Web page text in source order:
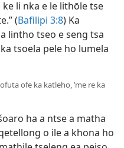
li nka e le lithōle tse
(Bafilipi 3:8) Ka
lintho tseo e seng tsa
tsoela pele ho lumela
ofe ka katleho, ’me re ka
ha a ntse a matha
o ile a khona ho